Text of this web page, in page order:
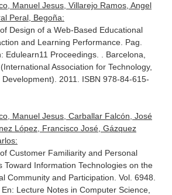
Manuel Jesus, Villarejo Ramos, Angel
Peral, Begoña:
Design of a Web-Based Educational
and Learning Performance. Pag.
Edulearn11 Proceedings. . Barcelona,
Association for Technology,
2011. ISBN 978-84-615-
Manuel Jesus, Carballar Falcón, José
López, Francisco José, Gázquez
Customer Familiarity and Personal
Toward Information Technologies on the
Community and Participation. Vol. 6948.
En: Lecture Notes in Computer Science,